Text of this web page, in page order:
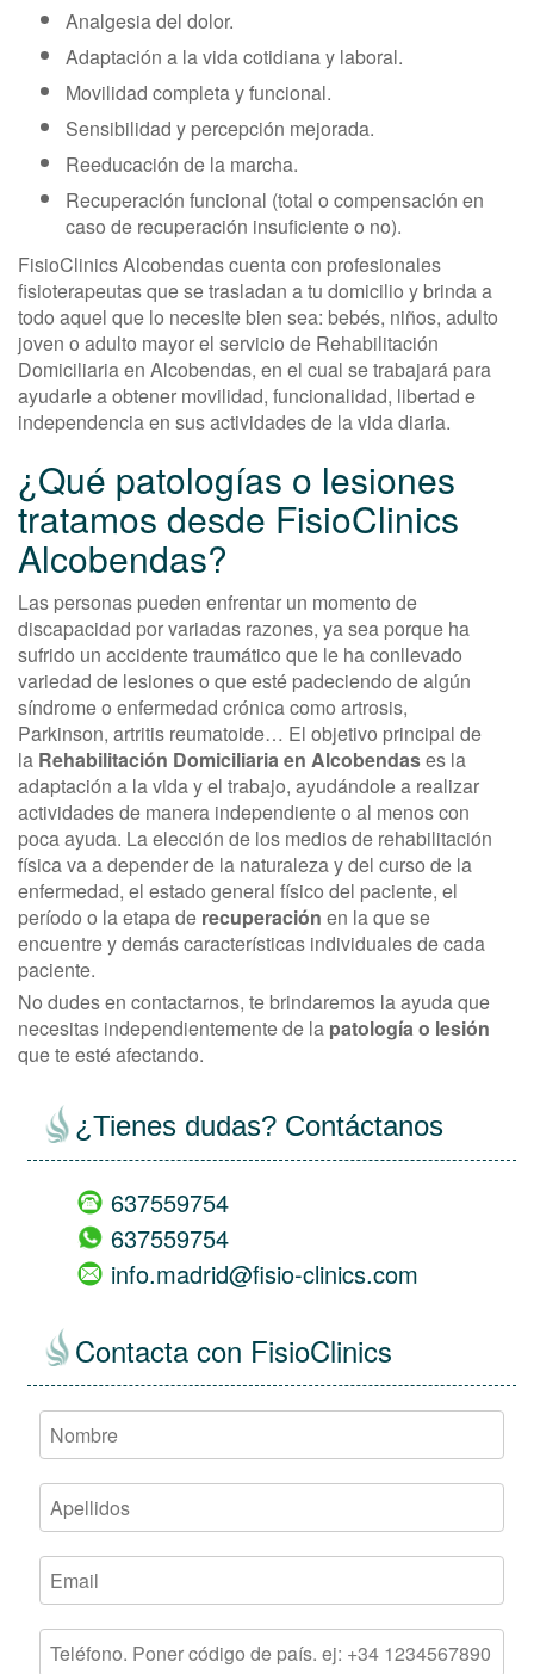
Analgesia del dolor.
Adaptación a la vida cotidiana y laboral.
Movilidad completa y funcional.
Sensibilidad y percepción mejorada.
Reeducación de la marcha.
Recuperación funcional (total o compensación en
caso de recuperación insuficiente o no).
FisioClinics Alcobendas cuenta con profesionales
fisioterapeutas que se trasladan a tu domicilio y brinda a
todo aquel que lo necesite bien sea: bebés, niños, adulto
joven o adulto mayor el servicio de Rehabilitación
Domiciliaria en Alcobendas, en el cual se trabajará para
ayudarle a obtener movilidad, funcionalidad, libertad e
independencia en sus actividades de la vida diaria.
¿Qué patologías o lesiones
tratamos desde FisioClinics
Alcobendas?
Las personas pueden enfrentar un momento de
discapacidad por variadas razones, ya sea porque ha
sufrido un accidente traumático que le ha conllevado
variedad de lesiones o que esté padeciendo de algún
síndrome o enfermedad crónica como artrosis,
Parkinson, artritis reumatoide… El objetivo principal de
la Rehabilitación Domiciliaria en Alcobendases la
adaptación a la vida y el trabajo, ayudándole a realizar
actividades de manera independiente o al menos con
poca ayuda. La elección de los medios de rehabilitación
física va a depender de la naturaleza y del curso de la
enfermedad, el estado general físico del paciente, el
período o la etapa de recuperación en la que se
encuentre y demás características individuales de cada
paciente.
No dudes en contactarnos, te brindaremos la ayuda que
necesitas independientemente de la patología o lesión
que te esté afectando.
¿Tienes dudas? Contáctanos
637559754
637559754
info.madrid@fisio-clinics.com
Contacta con FisioClinics